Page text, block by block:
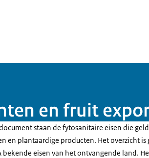
en fruit
staan de fytosanitaire eisen die
en plantaardige producten. Het overzicht is
bekende eisen van het ontvangende land.